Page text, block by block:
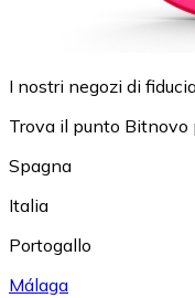
I nostri negozi di
Trova il punto Bitnovo
Spagna
Italia
Portogallo
Málaga